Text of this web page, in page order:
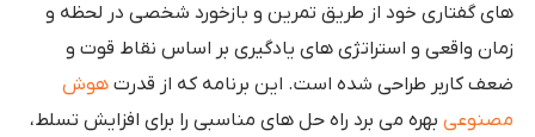
های گفتاری خود از طریق تمرین و بازخورد شخصی در لحظه و
زمان واقعی و استراتژی های یادگیری بر اساس نقاط قوت و
ضعف کاربر طراحی شده است. این برنامه که از قدرت هوش
مصنوعیبهره می برد راه حل های مناسبی را برای افزایش تسلط،